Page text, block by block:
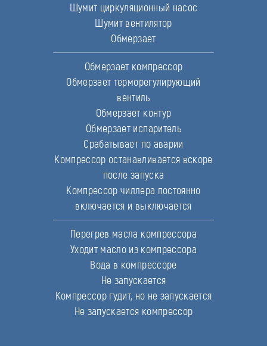
Шумит циркуляционный насос
Шумит вентилятор
Обмерзает
Обмерзает компрессор
Обмерзает терморегулирующий
вентиль
Обмерзает контур
Обмерзает испаритель
Срабатывает по аварии
Компрессор останавливается вскоре
после запуска
Компрессор чиллера постоянно
включается и выключается
Перегрев масла компрессора
Уходит масло из компрессора
Вода в компрессоре
Не запускается
Компрессор гудит, но не запускается
Не запускается компрессор